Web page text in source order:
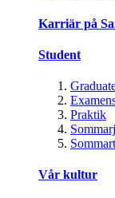
Karriär på
Student
Praktik
Vår kultur